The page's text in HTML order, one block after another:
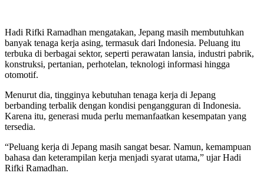
Hadi Rifki Ramadhan mengatakan, Jepang masih membutuhkan
banyak tenaga kerja asing, termasuk dari Indonesia. Peluang itu
terbuka di berbagai sektor, seperti perawatan lansia, industri pabrik,
konstruksi, pertanian, perhotelan, teknologi informasi hingga
otomotif.
Menurut dia, tingginya kebutuhan tenaga kerja di Jepang
berbanding terbalik dengan kondisi pengangguran di Indonesia.
Karena itu, generasi muda perlu memanfaatkan kesempatan yang
tersedia.
“Peluang kerja di Jepang masih sangat besar. Namun, kemampuan
bahasa dan keterampilan kerja menjadi syarat utama,” ujar Hadi
Rifki Ramadhan.